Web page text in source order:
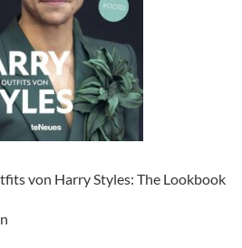
von Harry Styles: The Lookbook